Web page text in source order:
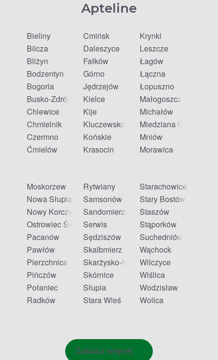
Apteline
Bieliny
Bilcza
Bliżyn
Bodzentyn
Bogoria
Busko-Zdrój
Chlewice
Chmielnik
Czermno
Ćmielów
Ćmińsk
Daleszyce
Fałków
Górno
Jędrzejów
Kielce
Kije
Kluczewsko
Końskie
Krasocin
Krynki
Leszcze
Łagów
Łączna
Łopuszno
Małogoszcz
Michałów
Miedziana Góra
Mniów
Morawica
Moskorzew
Nowa Słupia
Nowy Korczyn
Ostrowiec Świętokrzyski
Pacanów
Pawłów
Pierzchnica
Pińczów
Połaniec
Radków
Rytwiany
Samsonów
Sandomierz
Serwis
Sędziszów
Skalbmierz
Skarżysko-Kamienna
Skórnice
Słupia
Stara Wieś
Starachowice
Stary Bostów
Staszów
Stąporków
Suchedniów
Wąchock
Wilczyce
Wiślica
Wodzisław
Wolica
Zobacz więcej